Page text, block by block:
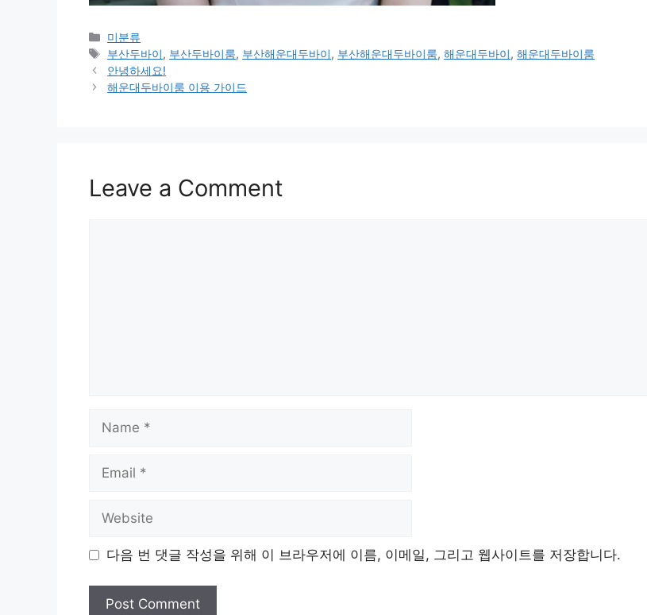
Categories
미분류
Tags
부산두바이, 부산두바이룸, 부산해운대두바이, 부산해운대두바이룸,해운대두바이,해운대두바이룸
안녕하세요!
해운대두바이룸 이용 가이드
Leave a Comment
Name
Email
Website
다음 번 댓글 작성을 위해 이 브라우저에 이름, 이메일, 그리고 웹사이트를 저장합니다.